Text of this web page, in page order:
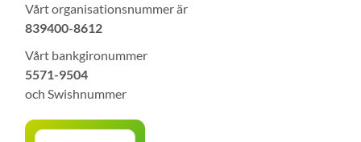
Vårt organisationsnummer är
839400-8612
Vårt bankgironummer
5571-9504
och Swishnummer